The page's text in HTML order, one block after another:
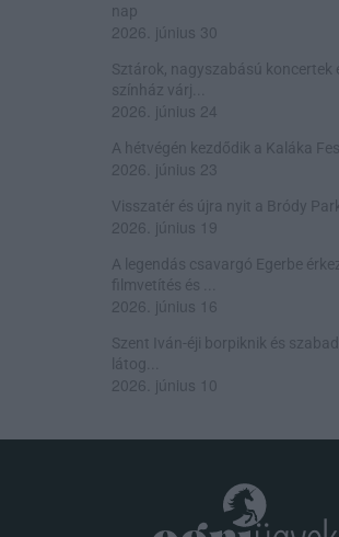
nap
2026. június 30
Sztárok, nagyszabású koncertek
színház várj...
2026. június 24
A hétvégén kezdődik a Kaláka
2026. június 23
Visszatér és újra nyit a Bródy
2026. június 19
A legendás csavargó Egerbe
filmvetítés és ...
2026. június 16
Szent Iván-éji borpiknik és
látog...
2026. június 10